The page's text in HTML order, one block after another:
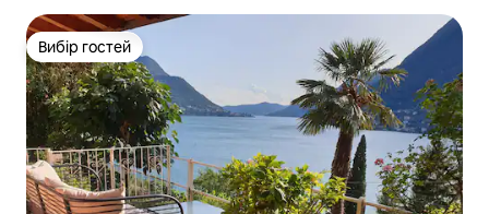
Вибір гостей
Вибір гостей